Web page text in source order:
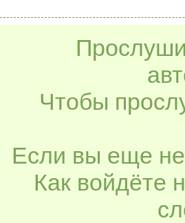
Чтобы
Если вы еще
Как войдёте